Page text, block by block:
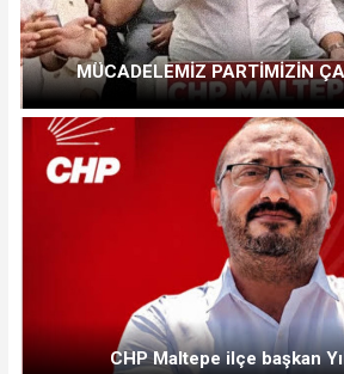
MÜCADELEMİZ PARTİMİZİN
CHP Maltepe ilçe başkan